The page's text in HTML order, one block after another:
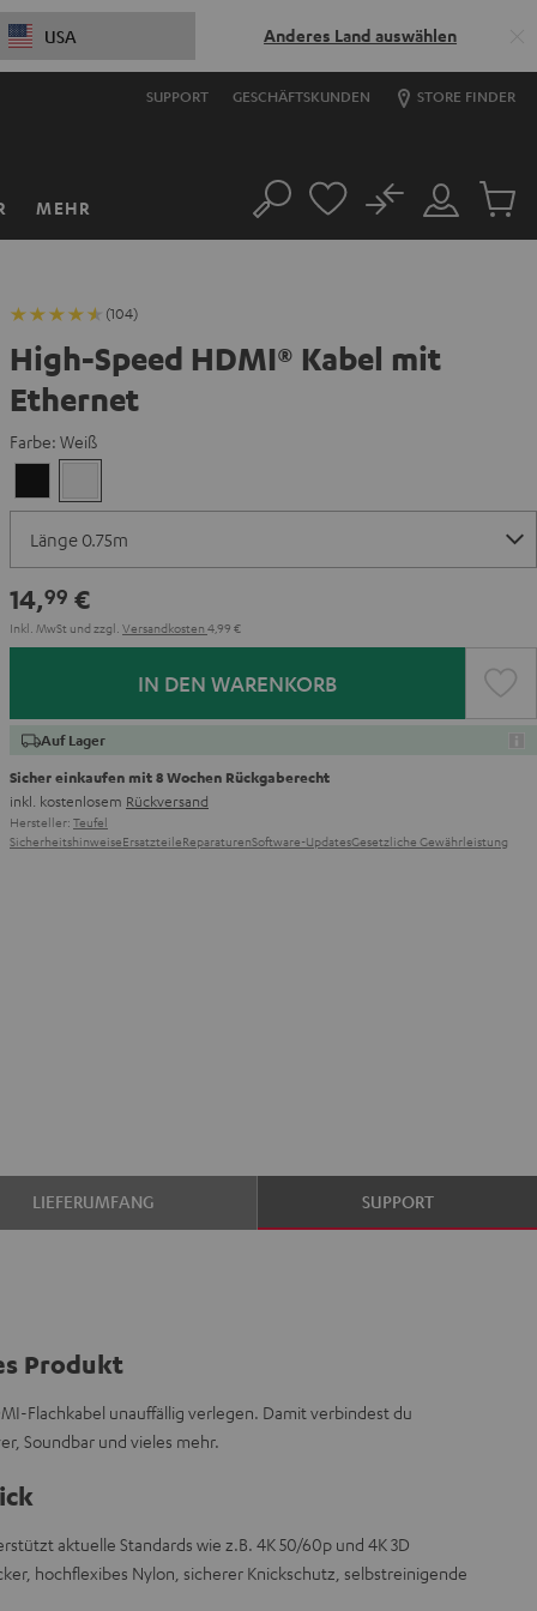
USA Anderes Land auswählen
SUPPORT GESCHÄFTSKUNDEN STORE FINDER
MEHR Suche
Mein
Konto
No
Artikel
(104)
High-Speed HDMI® Kabel mit
Ethernet
Farbe: Weiß
14,99 €
Inkl. MwSt und zzgl. Versandkosten 4,99 €
IN DEN WARENKORB
Auf Lager
Sicher einkaufen mit 8 Wochen Rückgaberecht
inkl. kostenlosem Rückversand
Hersteller: Teufel
SicherheitshinweiseErsatzteileReparaturenSoftware-UpdatesGesetzliche Gewährleistung
LIEFERUMFANG SUPPORT
Produkt
Flachkabel unauffällig verlegen. Damit verbindest du
Soundbar und vieles mehr.
aktuelle Standards wie z.B. 4K 50/60p und 4K 3D
hochflexibes Nylon, sicherer Knickschutz, selbstreinigende